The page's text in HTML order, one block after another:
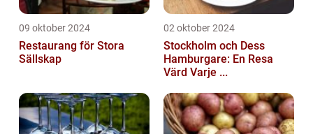
09 oktober 2024
Restaurang för Stora
Sällskap
02 oktober 2024
Stockholm och Dess
Hamburgare: En Resa
Värd Varje ...